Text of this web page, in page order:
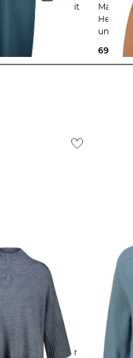
Marc
und
69,99 €
katestorm | Damen